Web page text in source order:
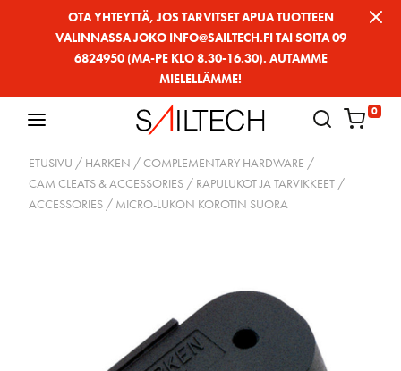
OTA YHTEYTTÄ, JOS TARVITSET APUA TUOTTEEN
VALINNASSA JOKO INFO@SAILTECH.FI TAI SOITA 09
6824950 (MA-PE KLO 8.30-16.30). AUTAMME
MIELELLÄMME!
0
ETUSIVU / HARKEN /COMPLEMENTARY HARDWARE /
CAM CLEATS & ACCESSORIES / RAPULUKOT JA TARVIKKEET /
ACCESSORIES / MICRO-LUKON KOROTIN SUORA